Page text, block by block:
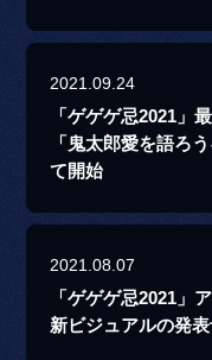
2021.09.24
「ゲゲゲ忌2021」
「鬼太郎愛を語ろ
て開始
2021.08.07
「ゲゲゲ忌2021
新ビジュアルの発表